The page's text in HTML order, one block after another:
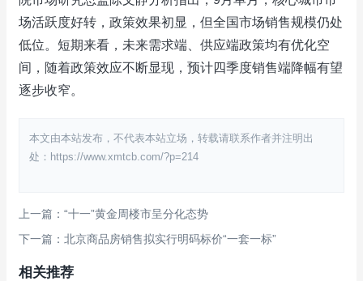
场活跃度好转，政策效果初显，但全国市场销售规模仍处
低位。短期来看，未来需求端、供应端政策均有优化空
间，随着政策效应不断显现，预计四季度销售端降幅有望
逐步收窄。
本文由本站发布，不代表本站立场，转载请联系作者并注明出
处：https://www.xmtcb.com/?p=214
上一篇：“十一”黄金周楼市呈分化态势
下一篇：北京商品房销售拟实行明码标价“一套一标”
相关推荐